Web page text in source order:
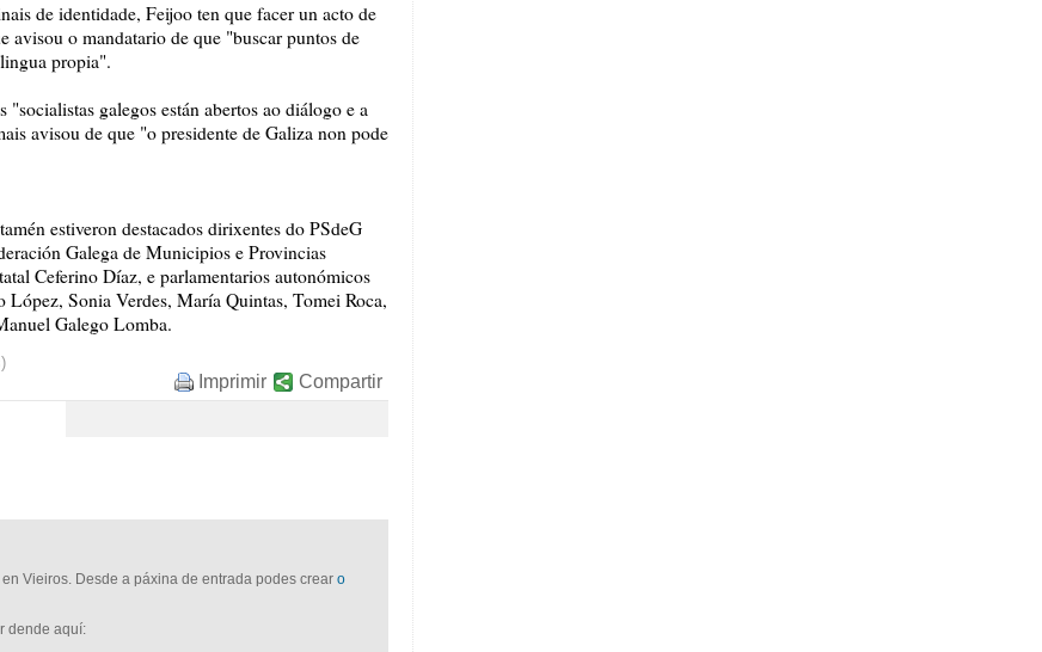
de identidade, Feijoo ten que facer un acto de
o mandatario de que "buscar puntos de
propia".
galegos están abertos ao diálogo e a
avisou de que "o presidente de Galiza non pode
estiveron destacados dirixentes do PSdeG
Galega de Municipios e Provincias
Ceferino Díaz, e parlamentarios autonómicos
Sonia Verdes, María Quintas, Tomei Roca,
Galego Lomba.
Compartir
Imprimir
Vieiros. Desde a páxina de entrada podes crear o
dende aquí: